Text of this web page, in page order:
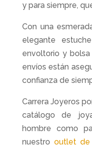
y para siempre,
Con una
elegante
envoltorio y bolsa
envíos están
confianza de
Carrera Joyeros
catálogo de
hombre como
nuestro outlet de